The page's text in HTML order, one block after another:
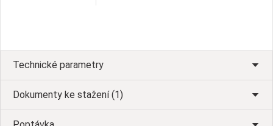
Technické parametry
Dokumenty ke stažení (1)